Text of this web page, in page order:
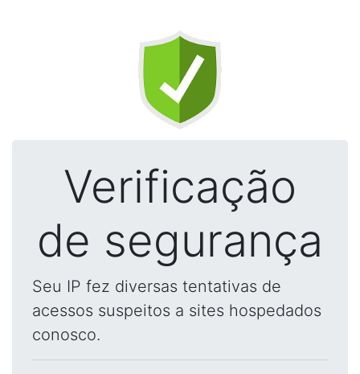
Verificação
de segurança
Seu IP fez diversas tentativas de
acessos suspeitos a sites hospedados
conosco.